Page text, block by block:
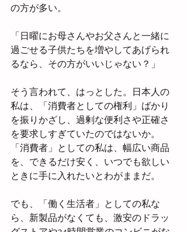
の方が多い。
「日曜にお母さんやお父さんと一緒に
過ごせる子供たちを増やしてあげられ
るなら、その方がいいじゃない？」
そう言われて、はっとした。日本人の
私は、「消費者としての権利」ばかり
を振りかざし、過剰な便利さや正確さ
を要求しすぎていたのではないか。
「消費者」としての私は、幅広い商品
を、できるだけ安く、いつでも欲しい
ときに手に入れたいとわがままだ。
でも、「働く生活者」としての私な
ら、新製品がなくても、激安のドラッ